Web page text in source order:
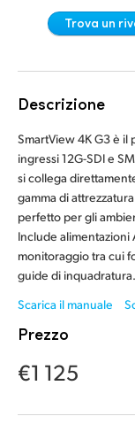
France
Germany
Hong Kong
Italia
Japan
Korea
Mexico
Netherlands
New
Trova un
Descrizione
SmartView 4K G3 è il
ingressi 12G-SDI e
si collega
gamma di
perfetto per gli
Include alimentazioni
monitoraggio tra cui
guide di inquadratura.
Scarica il manuale
Prezzo
€1 125